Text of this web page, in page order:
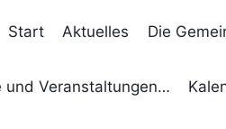
Start Aktuelles Die
und Veranstaltungen…